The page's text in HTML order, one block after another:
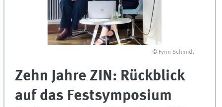
© Fynn Schmidt
Zehn Jahre ZIN: Rückblick
auf das Festsymposium